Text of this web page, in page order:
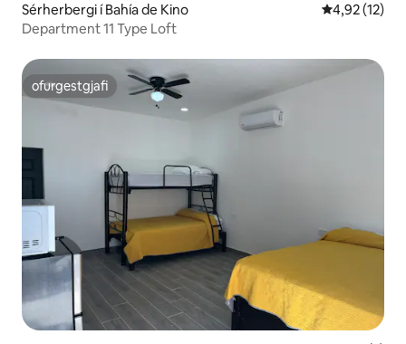
Sérherbergi í Bahía de Kino 4,92 af 5 í
4,92 (12)
Department 11 Type Loft
ofurgestgjafi
ofurgestgjafi